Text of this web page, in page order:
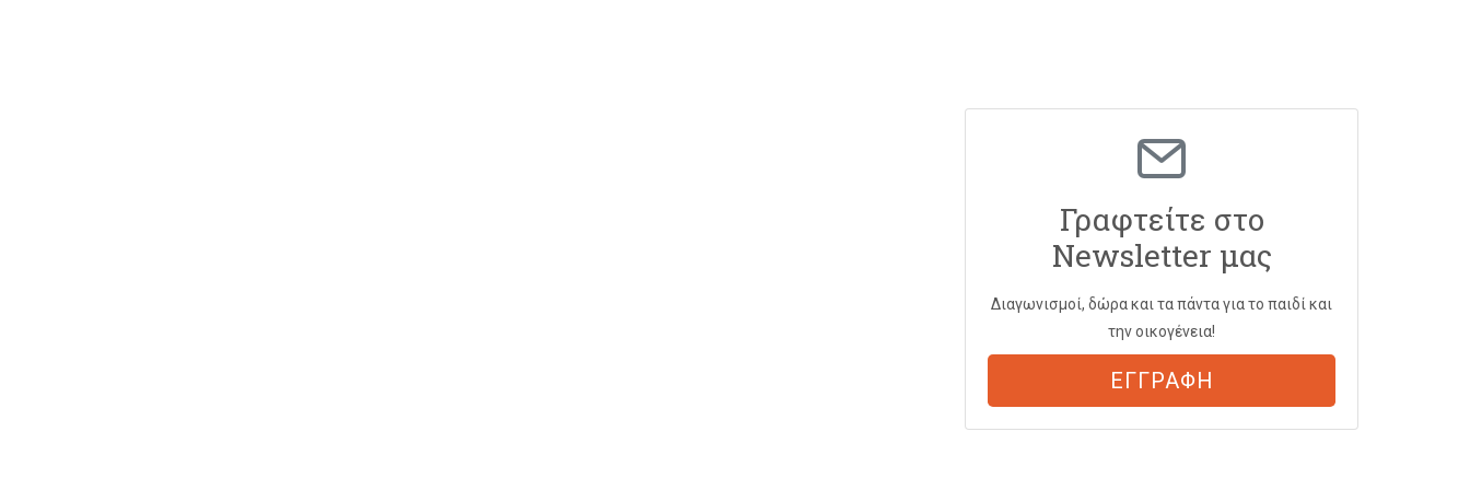
Γραφτείτε στο
Newsletter μας
Διαγωνισμοί, δώρα και τα πάντα για το παιδί και
την οικογένεια!
ΕΓΓΡΑΦΗ